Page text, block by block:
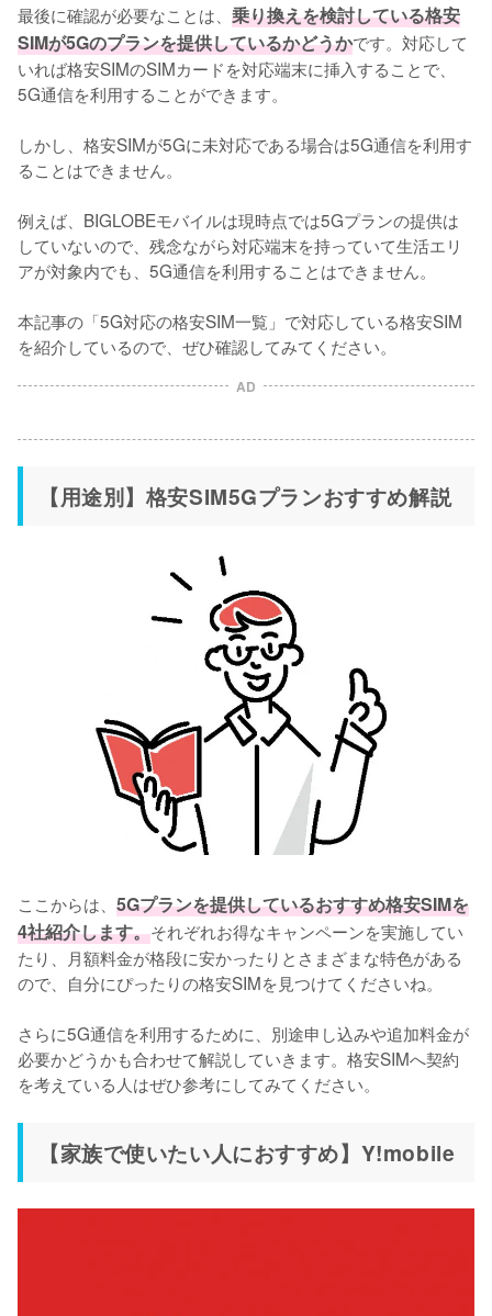
最後に確認が必要なことは、 乗り換えを検討している格安
SIMが5Gのプランを提供しているかどうかです。対応して
いれば格安SIMのSIMカードを対応端末に挿入することで、
5G通信を利用することができます。
しかし、格安SIMが5Gに未対応である場合は5G通信を利用す
ることはできません。
例えば、BIGLOBEモバイルは現時点では5Gプランの提供は
していないので、残念ながら対応端末を持っていて生活エリ
アが対象内でも、5G通信を利用することはできません。
本記事の「5G対応の格安SIM一覧」で対応している格安SIM
を紹介しているので、ぜひ確認してみてください。
AD
【用途別】格安SIM5Gプランおすすめ解説
ここからは、 5Gプランを提供しているおすすめ格安SIMを
4社紹介します。それぞれお得なキャンペーンを実施してい
たり、月額料金が格段に安かったりとさまざまな特色がある
ので、自分にぴったりの格安SIMを見つけてくださいね。
さらに5G通信を利用するために、別途申し込みや追加料金が
必要かどうかも合わせて解説していきます。格安SIMへ契約
【家族で使いたい人におすすめ】Y!mobile